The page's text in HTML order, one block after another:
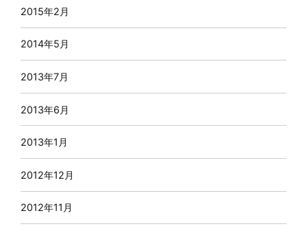
2015年2月
2014年5月
2013年7月
2013年6月
2013年1月
2012年12月
2012年11月